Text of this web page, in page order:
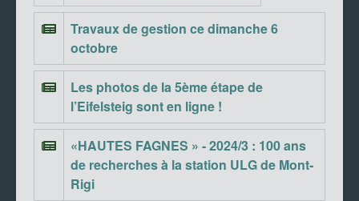
Travaux de gestion ce dimanche 6
octobre
Les photos de la 5ème étape de
l’Eifelsteig sont en ligne !
«HAUTES FAGNES » - 2024/3 : 100 ans
de recherches à la station ULG de Mont-
Rigi